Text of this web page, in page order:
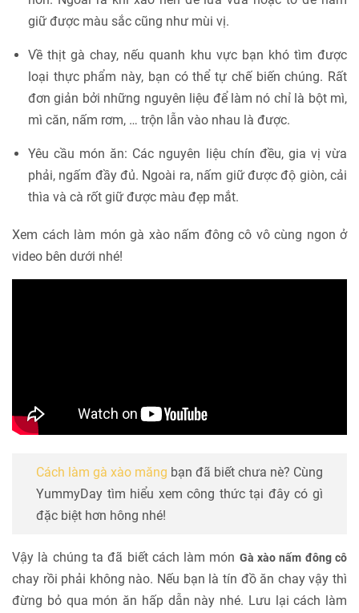
giữ được màu sắc cũng như mùi vị.
Về thịt gà chay, nếu quanh khu vực bạn khó tìm được
loại thực phẩm này, bạn có thể tự chế biến chúng. Rất
đơn giản bởi những nguyên liệu để làm nó chỉ là bột mì,
mì căn, nấm rơm, … trộn lẫn vào nhau là được.
Yêu cầu món ăn: Các nguyên liệu chín đều, gia vị vừa
phải, ngấm đầy đủ. Ngoài ra, nấm giữ được độ giòn, cải
thìa và cà rốt giữ được màu đẹp mắt.
Xem cách làm món gà xào nấm đông cô vô cùng ngon ở
video bên dưới nhé!
Cách làm gà xào măng bạn đã biết chưa nè? Cùng
YummyDay tìm hiểu xem công thức tại đây có gì
đặc biệt hơn hông nhé!
Vậy là chúng ta đã biết cách làm món Gà xào nấm đông cô
chay rồi phải không nào. Nếu bạn là tín đồ ăn chay vậy thì
đừng bỏ qua món ăn hấp dẫn này nhé. Lưu lại cách làm